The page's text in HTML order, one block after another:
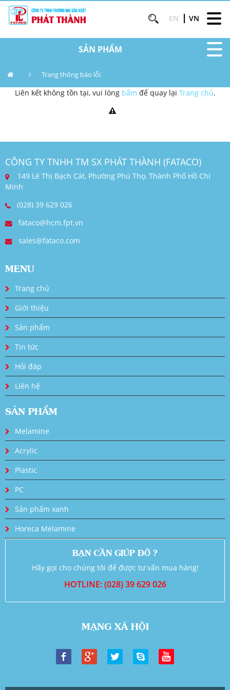
EN VN
SẢN PHẨM
Trang thông báo lỗi
Liên kết không tồn tại, vui lòng bấm để quay lại Trang chủ.
CÔNG TY TNHH TM SX PHÁT THÀNH (FATACO)
149 Lê Thị Bạch Cát, Phường Phú Thọ, Thành Phố Hồ Chí
Minh
(028) 39 629 026
fataco@hcm.fpt.vn
sales@fataco.com
MENU
Trang chủ
Giới thiệu
Sản phẩm
Tin tức
Hỏi đáp
Liên hệ
SẢN PHẨM
Melamine
Acrylic
Plastic
PC
Sản phẩm xanh
Horeca Melamine
BẠN CẦN GIÚP ĐỠ ?
Hãy gọi cho chúng tôi để được tư vấn mua hàng!
HOTLINE: (028) 39 629 026
MẠNG XÃ HỘI